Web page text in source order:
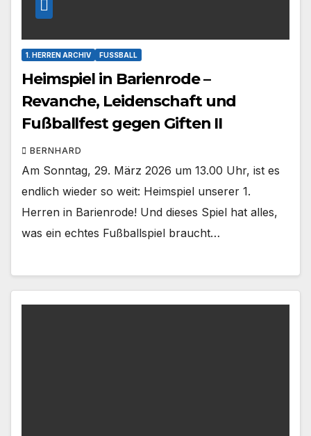
1. HERREN ARCHIV FUSSBALL
Heimspiel in Barienrode –
Revanche, Leidenschaft und
Fußballfest gegen Giften II
BERNHARD
Am Sonntag, 29. März 2026 um 13.00 Uhr, ist es
endlich wieder so weit: Heimspiel unserer 1.
Herren in Barienrode! Und dieses Spiel hat alles,
was ein echtes Fußballspiel braucht…